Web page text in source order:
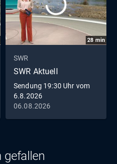
28 min
SWR
SWR Aktuell
Sendung 19:30 Uhr vom
6.8.2026
06.08.2026
gefallen